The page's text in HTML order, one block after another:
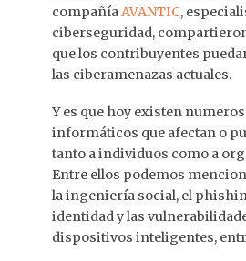
compañíaAVANTIC,
ciberseguridad,
que los contribuyentes
las ciberamenazas actuales.
Y es que hoy existen
informáticos que afectan o
tanto a individuos como a
Entre ellos podemos
la ingeniería social, el
identidad y las
dispositivos inteligentes,